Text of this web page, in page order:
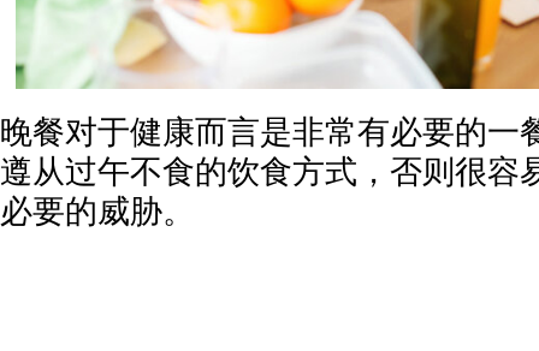
晚餐对于健康而言是非常有必要的一
遵从过午不食的饮食方式，否则很容
必要的威胁。